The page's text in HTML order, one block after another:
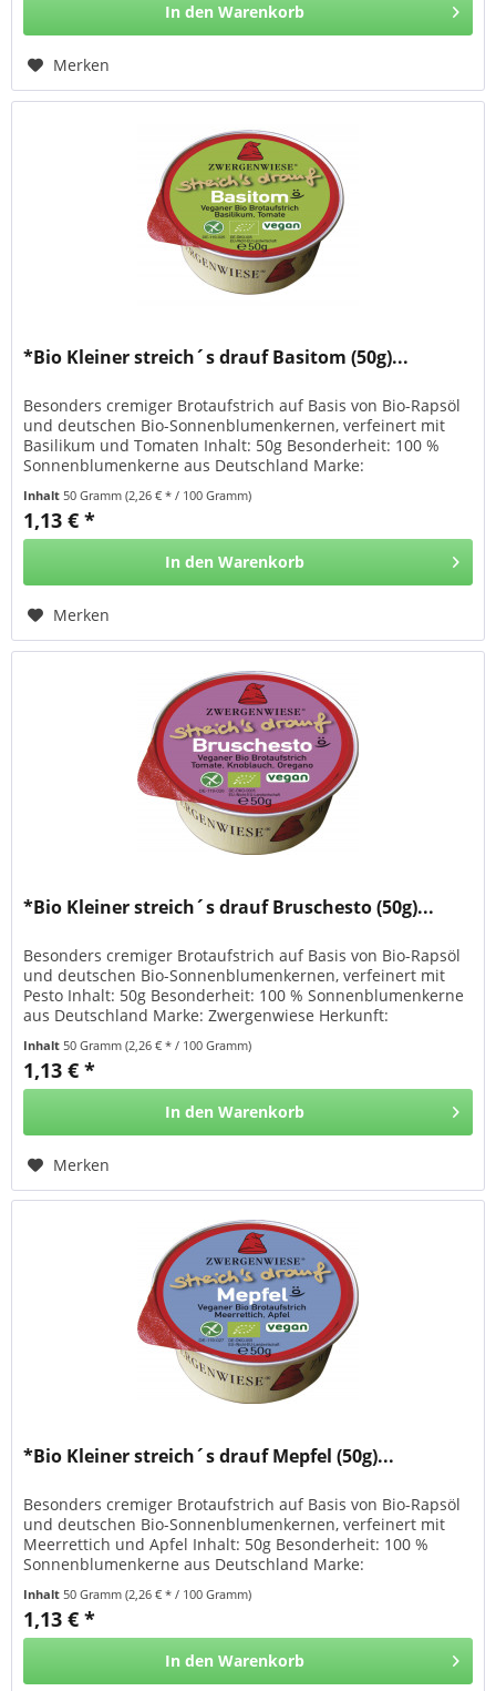
In den Warenkorb
Merken
*Bio Kleiner streich´s drauf Basitom (50g)...
Besonders cremiger Brotaufstrich auf Basis von Bio-Rapsöl
und deutschen Bio-Sonnenblumenkernen, verfeinert mit
Basilikum und Tomaten Inhalt: 50g Besonderheit: 100 %
Sonnenblumenkerne aus Deutschland Marke:
Inhalt 50 Gramm(2,26 € * / 100 Gramm)
1,13 € *
In den Warenkorb
Merken
*Bio Kleiner streich´s drauf Bruschesto (50g)...
Besonders cremiger Brotaufstrich auf Basis von Bio-Rapsöl
und deutschen Bio-Sonnenblumenkernen, verfeinert mit
Pesto Inhalt: 50g Besonderheit: 100 % Sonnenblumenkerne
aus Deutschland Marke: Zwergenwiese Herkunft:
Inhalt 50 Gramm(2,26 € * / 100 Gramm)
1,13 € *
In den Warenkorb
Merken
*Bio Kleiner streich´s drauf Mepfel (50g)...
Besonders cremiger Brotaufstrich auf Basis von Bio-Rapsöl
und deutschen Bio-Sonnenblumenkernen, verfeinert mit
Meerrettich und Apfel Inhalt: 50g Besonderheit: 100 %
Sonnenblumenkerne aus Deutschland Marke:
Inhalt50 Gramm(2,26 € * / 100 Gramm)
1,13 € *
In den Warenkorb